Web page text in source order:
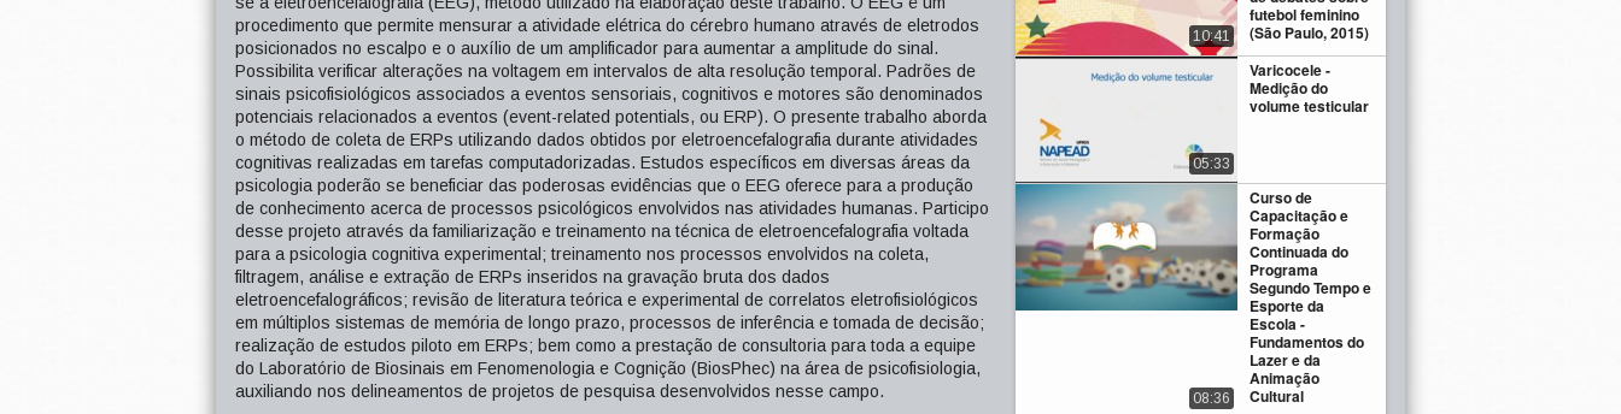
procedimento que permite mensurar a atividade elétrica do cérebro humano através de eletrodos
posicionados no escalpo e o auxílio de um amplificador para aumentar a amplitude do sinal.
Possibilita verificar alterações na voltagem em intervalos de alta resolução temporal. Padrões de
sinais psicofisiológicos associados a eventos sensoriais, cognitivos e motores são denominados
potenciais relacionados a eventos (event-related potentials, ou ERP). O presente trabalho aborda
o método de coleta de ERPs utilizando dados obtidos por eletroencefalografia durante atividades
cognitivas realizadas em tarefas computadorizadas. Estudos específicos em diversas áreas da
psicologia poderão se beneficiar das poderosas evidências que o EEG oferece para a produção
de conhecimento acerca de processos psicológicos envolvidos nas atividades humanas. Participo
desse projeto através da familiarização e treinamento na técnica de eletroencefalografia voltada
para a psicologia cognitiva experimental; treinamento nos processos envolvidos na coleta,
filtragem, análise e extração de ERPs inseridos na gravação bruta dos dados
eletroencefalográficos; revisão de literatura teórica e experimental de correlatos eletrofisiológicos
em múltiplos sistemas de memória de longo prazo, processos de inferência e tomada de decisão;
realização de estudos piloto em ERPs; bem como a prestação de consultoria para toda a equipe
do Laboratório de Biosinais em Fenomenologia e Cognição (BiosPhec) na área de psicofisiologia,
auxiliando nos delineamentos de projetos de pesquisa desenvolvidos nesse campo.
futebol feminino
(São Paulo, 2015)
10:41
Varicocele -
Medição do
volume testicular
05:33
Curso de
Capacitação e
Formação
Continuada do
Programa
Segundo Tempo e
Esporte da
Escola -
Fundamentos do
Lazer e da
Animação
Cultural
08:36